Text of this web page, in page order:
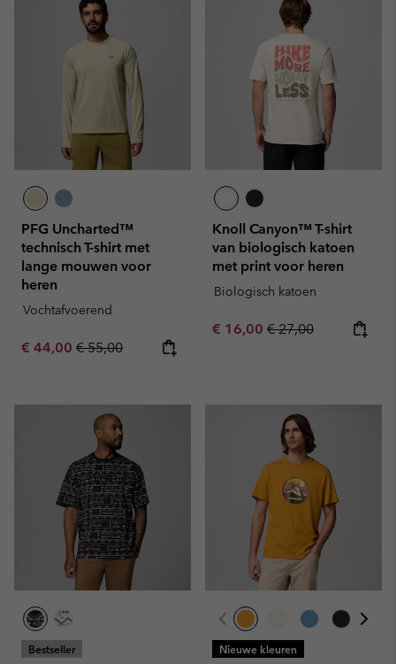
PFG Uncharted™
technisch T-shirt met
lange mouwen voor
heren
Vochtafvoerend
Sale price:
€ 44,00 Regular price:
€ 55,00
Knoll Canyon™ T-shirt
van biologisch katoen
met print voor heren
Biologisch katoen
Sale price:
€ 16,00 Regular price:
€ 27,00
Bestseller Nieuwe kleuren